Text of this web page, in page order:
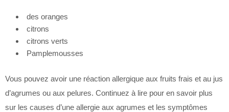
des oranges
citrons
citrons verts
Pamplemousses
Vous pouvez avoir une réaction allergique aux fruits frais et au jus
d’agrumes ou aux pelures. Continuez à lire pour en savoir plus
sur les causes d’une allergie aux agrumes et les symptômes